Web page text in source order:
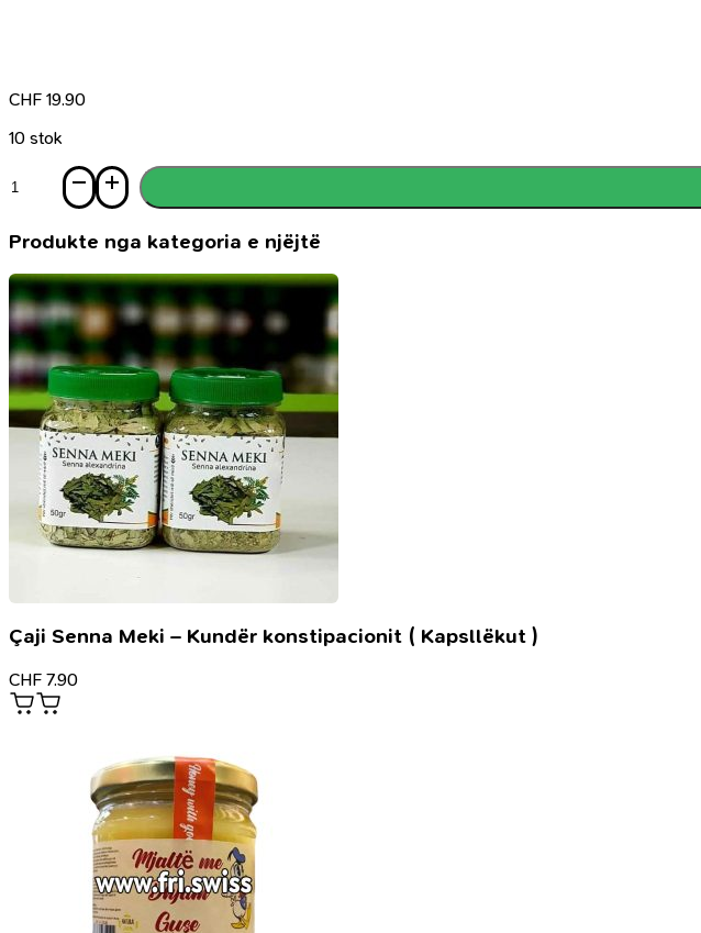
CHF 19.90
10 stok
Sexhade
ndryshme
Produkte nga kategoria e njëjtë
Çaji Senna Meki – Kundër konstipacionit ( Kapsllëkut )
CHF 7.90